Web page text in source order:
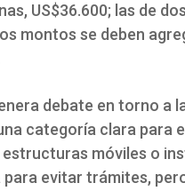
US$36.600; las de
montos se deben
debate en torno a
categoría clara para
móviles o
evitar trámites,